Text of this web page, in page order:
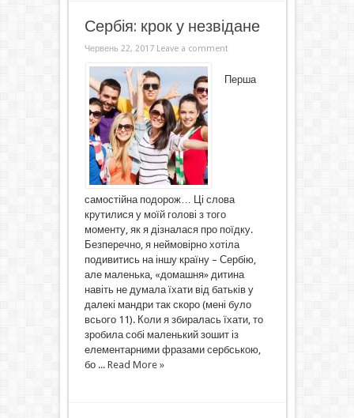
Сербія: крок у незвідане
Червень 22, 2017 Leave a comment
Перша
самостійна подорож… Ці слова
крутилися у моїй голові з того
моменту, як я дізналася про поїдку.
Безперечно, я неймовірно хотіла
подивитись на іншу країну – Сербію,
але маленька, «домашня» дитина
навіть не думала їхати від батьків у
далекі мандри так скоро (мені було
всього 11). Коли я збиралась їхати, то
зробила собі маленький зошит із
елементарними фразами сербською,
бо ... Read More »